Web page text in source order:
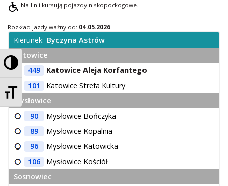
Przełącz wysoki kontrast
Zmień rozmiar czcionek
Na linii kursują pojazdy niskopodłogowe.
Rozkład jazdy ważny od: 04.05.2026
Kierunek: Byczyna Astrów
Katowice
449
Katowice Aleja Korfantego
101
Katowice Strefa Kultury
Mysłowice
90
Mysłowice Bończyka
89
Mysłowice Kopalnia
96
Mysłowice Katowicka
106
Mysłowice Kościół
Sosnowiec